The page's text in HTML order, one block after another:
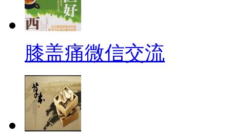
膝盖痛微信交流